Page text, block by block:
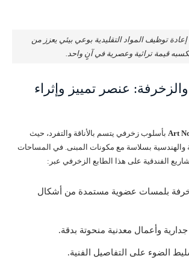
توظيف المواد التقليدية بوعي بيئي يعزز من
قيمة تراثية وعصرية في آنٍ واحد.
عنصر تمييز وإثراء
Art بأسلوب زخرفي يتسم بالأناقة والتفرد، حيث
والهندسية بسلاسة مع مكونات المبنى. في المساحات
الفندقية على هذا الطابع الزخرفي عبر:
بلمسات عضوية مستمدة من أشكال
وأعمال معدنية منحوتة بدقة.
الضوء على التفاصيل الفنية.